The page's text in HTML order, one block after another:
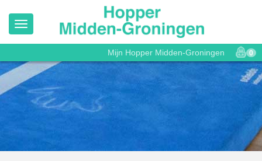
Mijn Hopper Midden-Groningen 0